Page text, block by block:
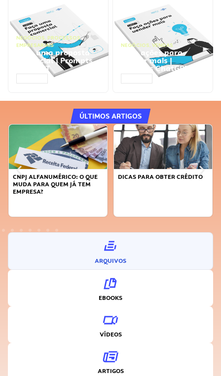
NEGÓCIOS, PROCESSOS
EMPRESARIAIS
Faça uma proposta
comercial | Prompts
ChatGPT
NEGÓCIOS, VENDAS
Faça ações para
vender mais |
Prompts ChatGPT
ÚLTIMOS ARTIGOS
CNPJ ALFANUMÉRICO: O QUE
MUDA PARA QUEM JÁ TEM
EMPRESA?
DICAS PARA OBTER CRÉDITO
ARQUIVOS
EBOOKS
VÍDEOS
ARTIGOS